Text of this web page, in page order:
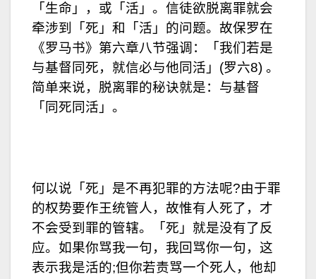
「生命」，或「活」。信徒欲脱离罪就会
牵涉到「死」和「活」的问题。故保罗在
《罗马书》第六章八节强调：「我们若是
与基督同死，就信必与他同活」(罗六8) 。
简单来说，脱离罪的秘诀就是：与基督
「同死同活」。
何以说「死」是不再犯罪的方法呢?由于罪
的权势要作王统管人，故惟有人死了，才
不会受到罪的管辖。「死」就是没有了反
应。如果你骂我一句，我回骂你一句，这
表示我是活的;但你若责骂一个死人，他却